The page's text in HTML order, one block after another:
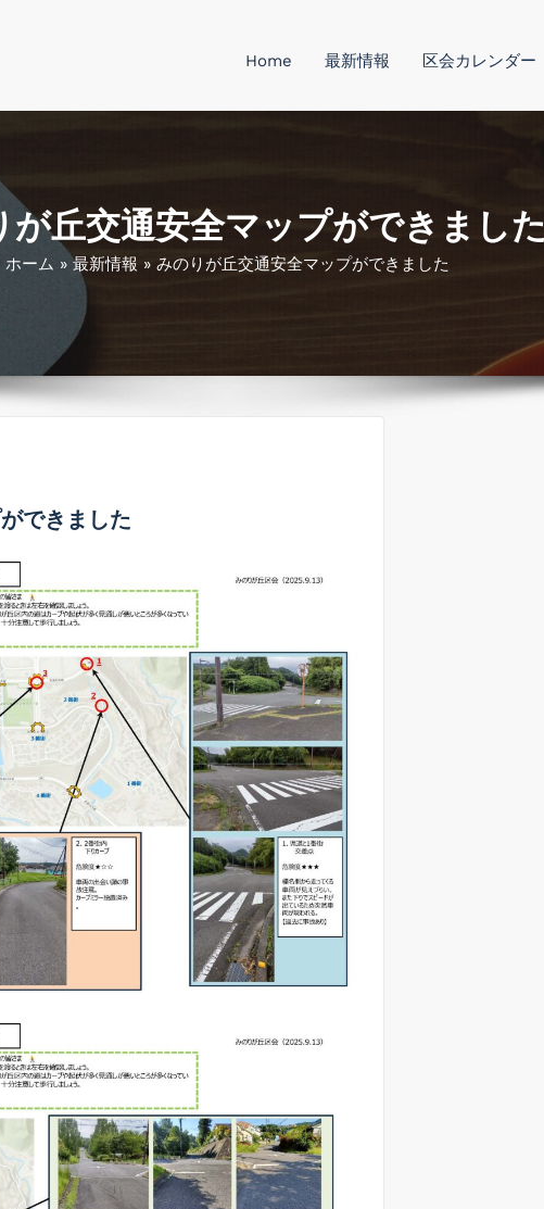
りが丘区会 公式
間みのりが丘区会の公式ホームページです。
Home 最新情報 区会カレンダー
が丘交通安全マップができました
ホーム » 最新情報 » みのりが丘交通安全マップができました
できました